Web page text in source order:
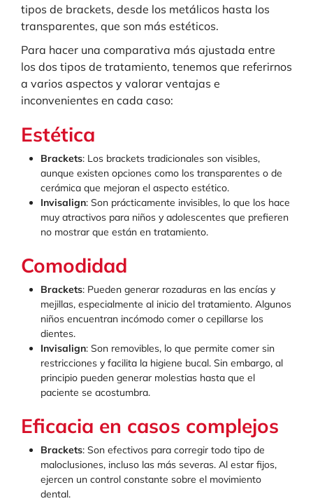
tipos de brackets, desde los metálicos hasta los
transparentes, que son más estéticos.
Para hacer una comparativa más ajustada entre
los dos tipos de tratamiento, tenemos que referirnos
a varios aspectos y valorar ventajas e
inconvenientes en cada caso:
Estética
Brackets: Los brackets tradicionales son visibles,
aunque existen opciones como los transparentes o de
cerámica que mejoran el aspecto estético.
Invisalign: Son prácticamente invisibles, lo que los hace
muy atractivos para niños y adolescentes que prefieren
no mostrar que están en tratamiento.
Comodidad
Brackets: Pueden generar rozaduras en las encías y
mejillas, especialmente al inicio del tratamiento. Algunos
niños encuentran incómodo comer o cepillarse los
dientes.
Invisalign: Son removibles, lo que permite comer sin
restricciones y facilita la higiene bucal. Sin embargo, al
principio pueden generar molestias hasta que el
paciente se acostumbra.
Eficacia en casos complejos
Brackets: Son efectivos para corregir todo tipo de
maloclusiones, incluso las más severas. Al estar fijos,
ejercen un control constante sobre el movimiento
dental.